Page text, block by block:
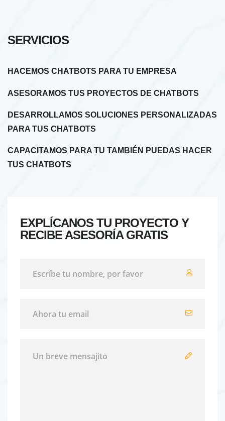
SERVICIOS
HACEMOS CHATBOTS PARA TU EMPRESA
ASESORAMOS TUS PROYECTOS DE CHATBOTS
DESARROLLAMOS SOLUCIONES PERSONALIZADAS
PARA TUS CHATBOTS
CAPACITAMOS PARA TU TAMBIÉN PUEDAS HACER
TUS CHATBOTS
EXPLÍCANOS TU PROYECTO Y
RECIBE ASESORÍA GRATIS